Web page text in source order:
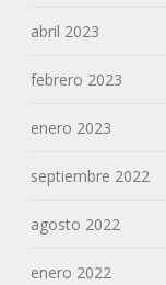
abril 2023
febrero 2023
enero 2023
septiembre 2022
agosto 2022
enero 2022